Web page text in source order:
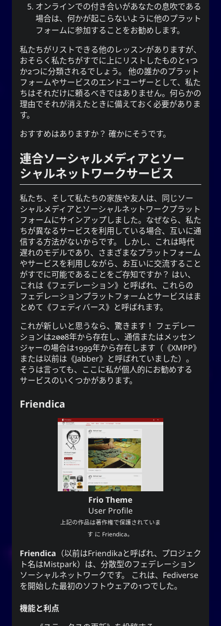
オンラインでの付き合いがあなたの息吹である
場合は、何かが起こらないように他のプラット
フォームに参加することをお勧めします。
私たちがリストできる他のレッスンがありますが、
おそらく私たちがすでに上にリストしたものと1つ
か2つに分類されるでしょう。 他の誰かのプラット
フォームやサービスのエンドユーザーとして、私た
ちはそれだけに頼るべきではありません。何らかの
理由でそれが消えたときに備えておく必要がありま
す。
おすすめはありますか？ 確かにそうです。
連合ソーシャルメディアとソー
シャルネットワークサービス
私たち、そして私たちの家族や友人は、同じソー
シャルメディアとソーシャルネットワークプラット
フォームにサインアップしました。なぜなら、私た
ちが異なるサービスを利用している場合、互いに通
信する方法がないからです。 しかし、これは時代
遅れのモデルであり、さまざまなプラットフォーム
やサービスを利用しながら、お互いに交流すること
がすでに可能であることをご存知ですか？ はい、
これは《フェデレーション》と呼ばれ、これらの
フェデレーションプラットフォームとサービスはま
とめて《フェディバース》と呼ばれます。
これが新しいと思うなら、驚きます！ フェデレー
ションは2008年から存在し、通信またはメッセン
ジャーの場合は1999年から存在します（《XMPP》
または以前は《Jabber》と呼ばれていました）。
そうは言っても、ここに私が個人的にお勧めする
サービスのいくつかがあります。
Friendica
Frio Theme
User Profile
上記の作品は著作権で保護されていま
す に Friendica。
Friendica （以前はFriendikaと呼ばれ、プロジェク
ト名はMistpark）は、分散型のフェデレーション
ソーシャルネットワークです。 これは、Fediverse
を開始した最初のソフトウェアの1つでした。
機能と利点